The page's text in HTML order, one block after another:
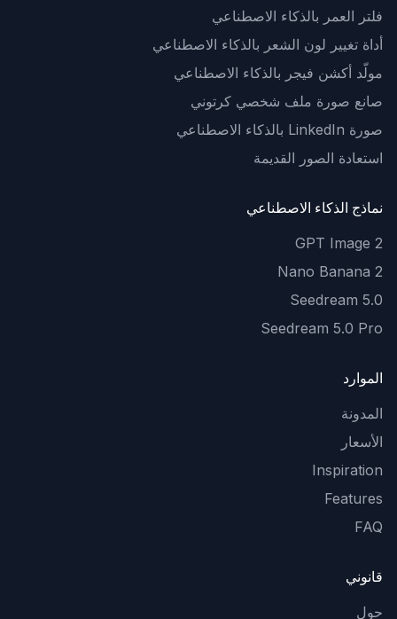
فلتر العمر بالذكاء الاصطناعي
أداة تغيير لون الشعر بالذكاء الاصطناعي
مولّد أكشن فيجر بالذكاء الاصطناعي
صانع صورة ملف شخصي كرتوني
صورة LinkedIn بالذكاء الاصطناعي
استعادة الصور القديمة
نماذج الذكاء الاصطناعي
GPT Image 2
Nano Banana 2
Seedream 5.0
Seedream 5.0 Pro
الموارد
المدونة
الأسعار
Inspiration
Features
FAQ
قانوني
حول